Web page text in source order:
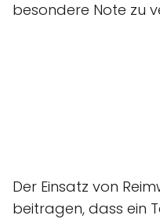
besondere Note zu
Der Einsatz von
beitragen, dass ein